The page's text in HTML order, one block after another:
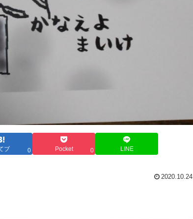
ブ 0 Pocket 0 LINE
2020.10.24